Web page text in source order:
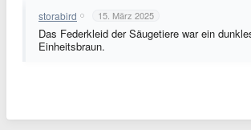
storabird 15. März 2025
Das Federkleid der Säugetiere war ein
Einheitsbraun.